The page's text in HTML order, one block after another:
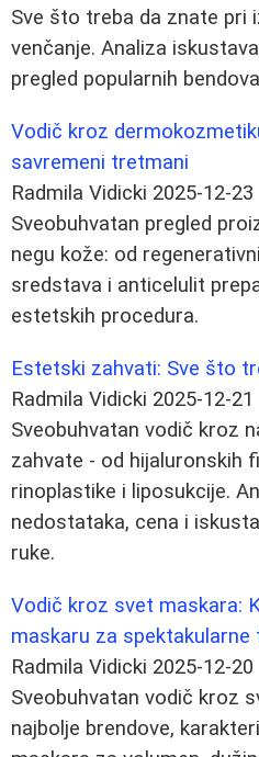
Sve što treba da znate pri
venčanje. Analiza
pregled popularnih
Vodič kroz
savremeni tretmani
Radmila Vidicki 2025-12-23
Sveobuhvatan pregled
negu kože: od
sredstava i anticelulit
estetskih procedura.
Estetski zahvati: Sve što
Radmila Vidicki 2025-12-21
Sveobuhvatan vodič kroz
zahvate - od hijaluronskih
rinoplastike i liposukcije.
nedostataka, cena i
ruke.
Vodič kroz svet maskara:
maskaru za spektakularne
Radmila Vidicki 2025-12-20
Sveobuhvatan vodič kroz
najbolje brendove,